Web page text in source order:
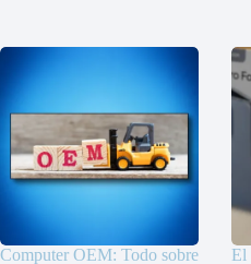
Computer OEM: Todo sobre
El